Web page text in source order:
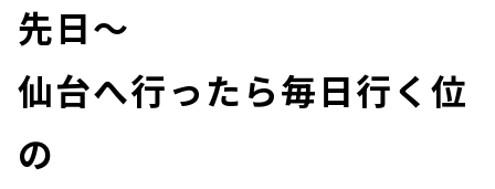
先日～
仙台へ行ったら毎日行く位
の